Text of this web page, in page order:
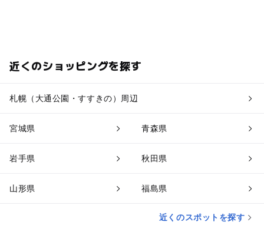
近くのショッピングを探す
札幌（大通公園・すすきの）周辺
宮城県 青森県
岩手県 秋田県
山形県 福島県
近くのスポットを探す